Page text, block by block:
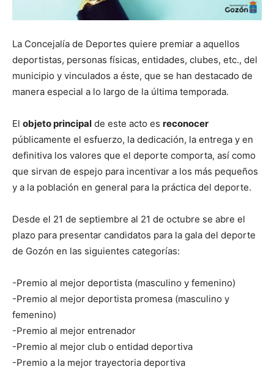
La Concejalía de Deportes quiere premiar a aquellos
deportistas, personas físicas, entidades, clubes, etc., del
municipio y vinculados a éste, que se han destacado de
manera especial a lo largo de la última temporada.
El objeto principal de este acto es reconocer
públicamente el esfuerzo, la dedicación, la entrega y en
definitiva los valores que el deporte comporta, así como
que sirvan de espejo para incentivar a los más pequeños
y a la población en general para la práctica del deporte.
Desde el 21 de septiembre al 21 de octubre se abre el
plazo para presentar candidatos para la gala del deporte
de Gozón en las siguientes categorías:
-Premio al mejor deportista (masculino y femenino)
-Premio al mejor deportista promesa (masculino y
femenino)
-Premio al mejor entrenador
-Premio al mejor club o entidad deportiva
-Premio a la mejor trayectoria deportiva